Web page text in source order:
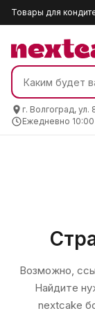
Товары для
г. Волгоград,
Ежедневно
Возможно,
Найдите
nextcake